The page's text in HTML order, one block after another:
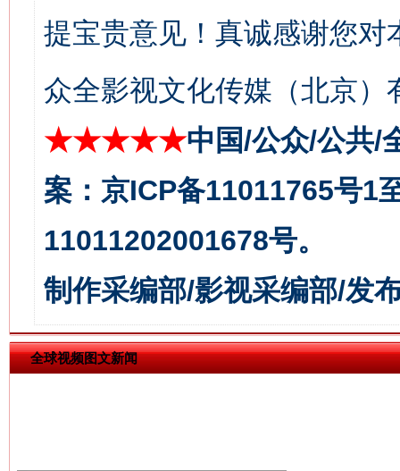
提宝贵意见！真诚感谢您
众全影视文化传媒（北京）
★★★★★中国/公众/公共/
案：京ICP备11011765号1
11011202001678号。
制作采编部/影视采编部/发
全球视频图文新闻
揭批美国五大"原罪" "